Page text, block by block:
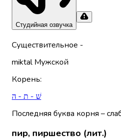
Студийная озвучка
Существительное -
miktal Мужской
Корень:
שׁ - ת - ה
Последняя буква корня –
пир, пиршество (лит.)